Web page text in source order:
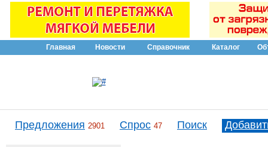
Главная Новости Справочник Каталог
Предложения 2901 Спрос 47 Поиск